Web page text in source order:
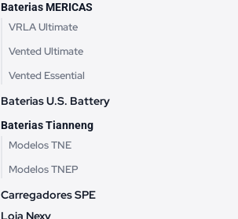
Baterias MERICAS
VRLA Ultimate
Vented Ultimate
Vented Essential
Baterias U.S. Battery
Baterias Tianneng
Modelos TNE
Modelos TNEP
Carregadores SPE
Loja Nexv